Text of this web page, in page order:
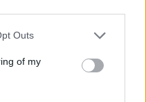
one or more Google
You may click to
its third-party tags to
in below Google
Outs
of my
Segreta Resort & Spa